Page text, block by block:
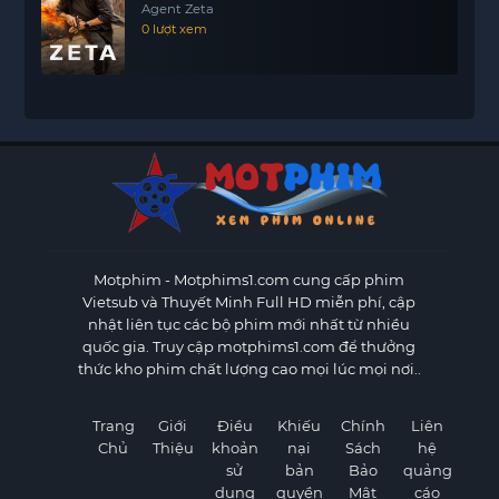
Agent Zeta
0 lượt xem
Motphim - Motphims1.com cung cấp phim
Vietsub và Thuyết Minh Full HD miễn phí, cập
nhật liên tục các bộ phim mới nhất từ nhiều
quốc gia. Truy cập motphims1.com để thưởng
thức kho phim chất lượng cao mọi lúc mọi nơi..
Trang
Chủ
Giới
Thiệu
Điều
khoản
sử
dụng
Khiếu
nại
bản
quyền
Chính
Sách
Bảo
Mật
Liên
hệ
quảng
cáo